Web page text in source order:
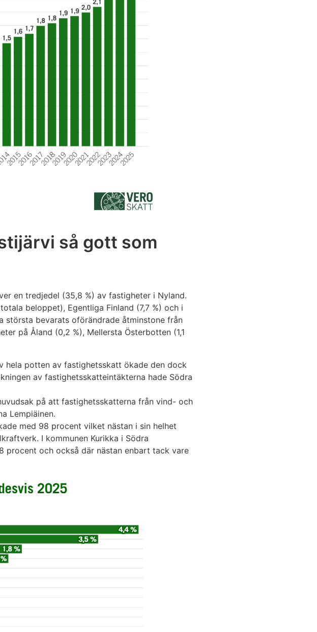
så gott som
en tredjedel (35,8 %) av fastigheter i Nyland.
beloppet), Egentliga Finland (7,7 %) och i
största bevarats oförändrade åtminstone från
på Åland (0,2 %), Mellersta Österbotten (1,1
hela potten av fastighetsskatt ökade den dock
av fastighetsskatteintäkterna hade Södra
på att fastighetsskatterna från vind- och
Lempiäinen.
med 98 procent vilket nästan i sin helhet
I kommunen Kurikka i Södra
procent och också där nästan enbart tack vare